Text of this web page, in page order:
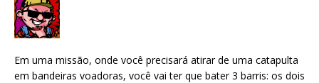
Em uma missão, onde você precisará atirar de uma catapulta
em bandeiras voadoras, você vai ter que bater 3 barris: os dois